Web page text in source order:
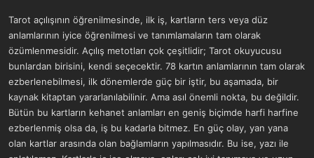
Tarot açılışının öğrenilmesinde, ilk iş, kartların ters veya düz
anlamlarının iyice öğrenilmesi ve tanımlamaların tam olarak
özümlenmesidir. Açılış metotları çok çeşitlidir; Tarot okuyucusu
bunlardan birisini, kendi seçecektir. 78 kartın anlamlarının tam olarak
ezberlenebilmesi, ilk dönemlerde güç bir iştir, bu aşamada, bir
kaynak kitaptan yararlanılabilinir. Ama asıl önemli nokta, bu değildir.
Bütün bu kartların kehanet anlamları en geniş biçimde harfi harfine
ezberlenmiş olsa da, iş bu kadarla bitmez. En güç olay, yan yana
olan kartlar arasında olan bağlamların yapılmasıdır. Bu ise, yazı ile